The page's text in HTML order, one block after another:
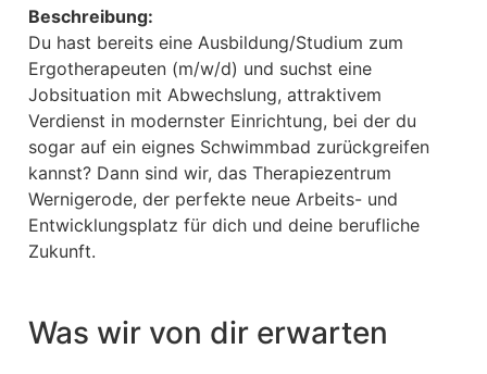
Beschreibung:
Du hast bereits eine Ausbildung/Studium zum
Ergotherapeuten (m/w/d) und suchst eine
Jobsituation mit Abwechslung, attraktivem
Verdienst in modernster Einrichtung, bei der du
sogar auf ein eignes Schwimmbad zurückgreifen
kannst? Dann sind wir, das Therapiezentrum
Wernigerode, der perfekte neue Arbeits- und
Entwicklungsplatz für dich und deine berufliche
Zukunft.
Was wir von dir erwarten